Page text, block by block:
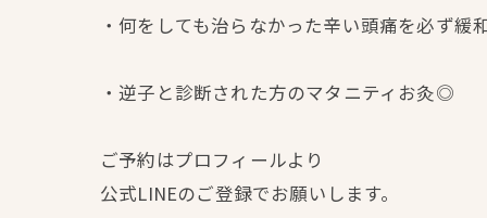
・何をしても治らなかった辛い頭痛を必ず
・逆子と診断された方のマタニティお灸◎
ご予約はプロフィールより
公式LINEのご登録でお願いします。